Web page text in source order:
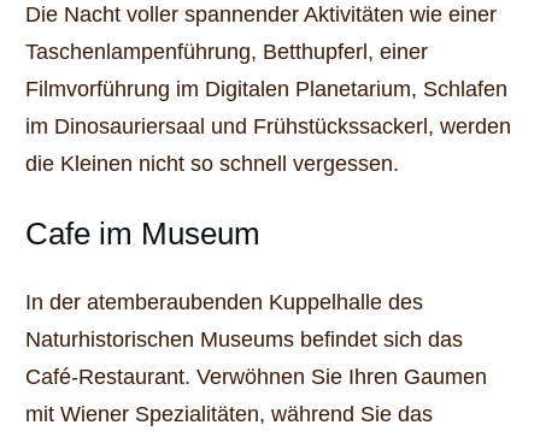
Die Nacht voller spannender Aktivitäten wie einer
Taschenlampenführung, Betthupferl, einer
Filmvorführung im Digitalen Planetarium, Schlafen
im Dinosauriersaal und Frühstückssackerl, werden
die Kleinen nicht so schnell vergessen.
Cafe im Museum
In der atemberaubenden Kuppelhalle des
Naturhistorischen Museums befindet sich das
Café-Restaurant. Verwöhnen Sie Ihren Gaumen
mit Wiener Spezialitäten, während Sie das